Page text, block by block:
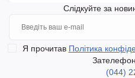
Слідкуйте за
Я прочитав Політика
(044)